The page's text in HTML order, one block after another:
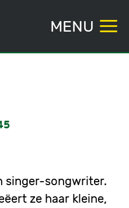
MENU
singer-songwriter.
ze haar kleine,